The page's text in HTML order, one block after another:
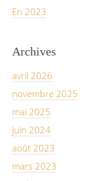
En 2023
Archives
avril 2026
novembre 2025
mai 2025
juin 2024
août 2023
mars 2023